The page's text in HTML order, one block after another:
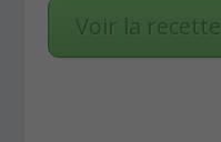
Voir la recette